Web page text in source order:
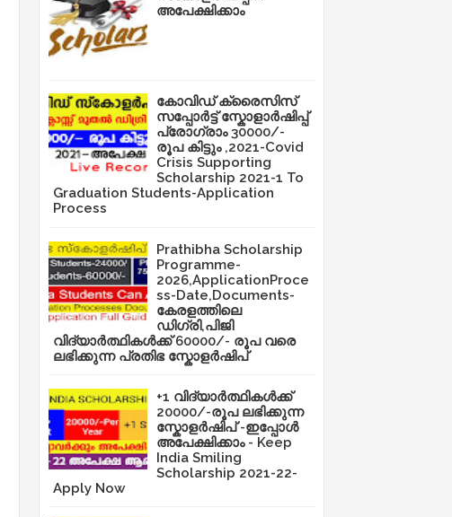
അപേക്ഷിക്കാം
കോവിഡ് ക്രൈസിസ്
സപ്പോർട്ട് സ്കോളാർഷിപ്പ്
പ്രോഗ്രാം 30000/-
രൂപ കിട്ടും ,2021-Covid
Crisis Supporting
Scholarship 2021-1 To
Graduation Students-Application
Process
Prathibha Scholarship
Programme-
2026,ApplicationProce
ss-Date,Documents-
കേരളത്തിലെ
ഡിഗ്രി,പിജി
വിദ്യാർത്ഥികൾക്ക് 60000/- രൂപ വരെ
ലഭിക്കുന്ന പ്രതിഭ സ്കോളർഷിപ്
+1 വിദ്യാർത്ഥികൾക്ക്
20000/-രൂപ ലഭിക്കുന്ന
സ്കോളർഷിപ് -ഇപ്പോൾ
അപേക്ഷിക്കാം - Keep
India Smiling
Scholarship 2021-22-
Apply Now